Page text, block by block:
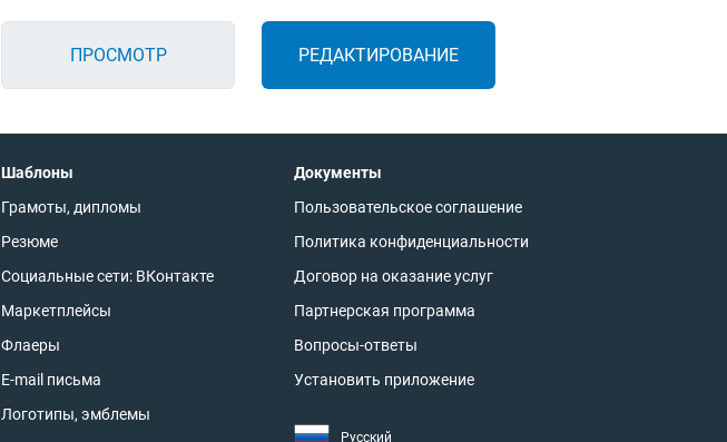
ПРОСМОТР РЕДАКТИРОВАНИЕ
Шаблоны
Грамоты, дипломы
Резюме
Социальные сети: ВКонтакте
Маркетплейсы
Флаеры
E-mail письма
Логотипы, эмблемы
Документы
Пользовательское соглашение
Политика конфиденциальности
Договор на оказание услуг
Партнерская программа
Вопросы-ответы
Установить приложение
Русский